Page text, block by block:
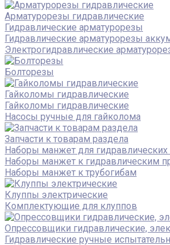
Арматурорезы гидравлические
Гидравлические арматурорезы
Гидравлические арматурорезы
Электрогидравлические
Болторезы
Гайколомы гидравлические
Гайколомы гидравлические
Насосы ручные для гайколома
Запчасти к товарам раздела
Наборы манжет для гидравлических
Наборы манжет к гидравлическим
Наборы манжет к трубогибам
Клуппы электрические
Комплектующие для клуппов
Опрессовщики гидравлические,
Гидравлические ручные